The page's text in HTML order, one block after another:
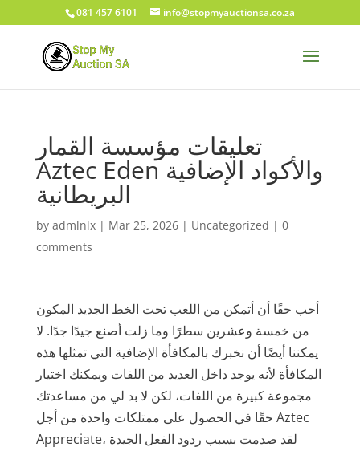
081 457 6101 info@stopmyauctionsa.co.za
تعليقات مؤسسة القمار
Aztec Eden والأكواد الإضافية
البريطانية
by admlnlx| Mar 25, 2026| Uncategorized | 0
comments
أحب حقًا أن أتمكن من اللعب تحت الخط الجديد المكون
من خمسة وعشرين سطرًا وما زلت أصنع جيدًا جدًا. لا
يمكننا أيضًا أن نخبرك بالمكافأة الإضافية التي تمثلها هذه
المكافأة لأنه يوجد داخل العديد من اللفات ويمكنك اختيار
مجموعة كبيرة من اللفات، لكن لا بد لي من مساعدتك
حقًا في الحصول على ممتلكات واحدة من أجل Aztec
Appreciate، لقد صدمت بسبب ردود الفعل الجيدة